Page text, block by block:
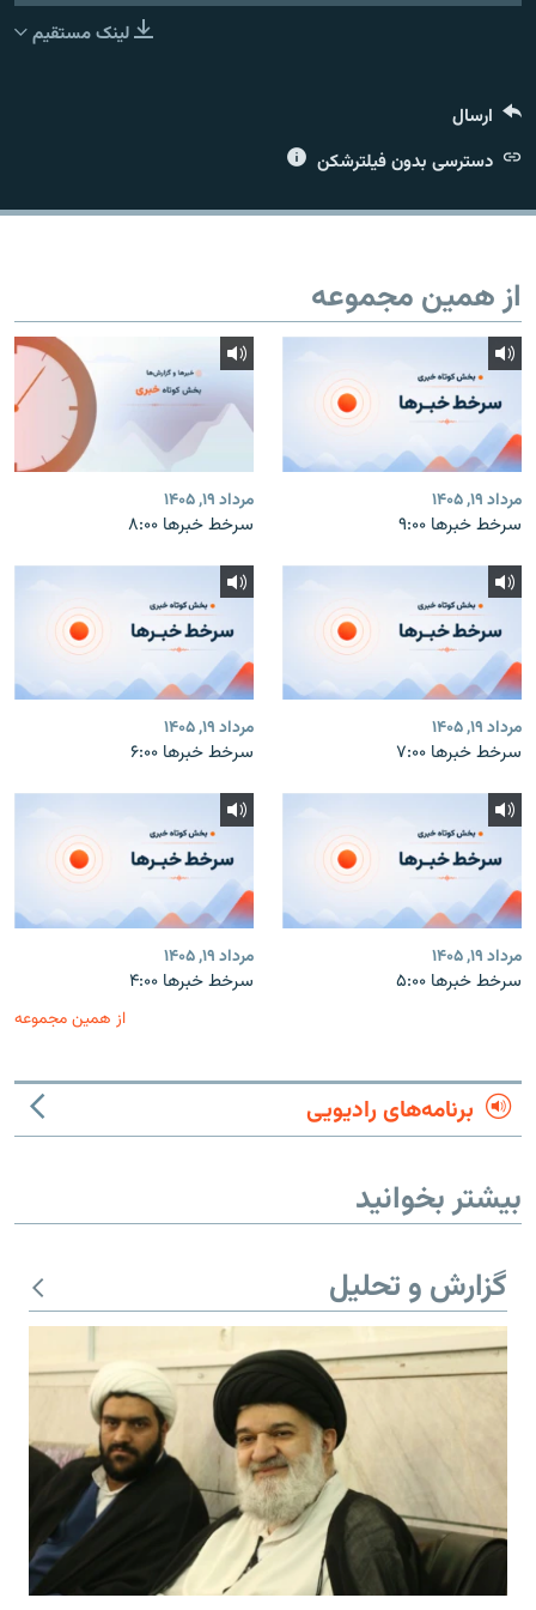
لینک مستقیم
ارسال
دسترسی بدون فیلترشکن
از همین مجموعه
مرداد ۱۹, ۱۴۰۵
سرخط خبرها ۹:۰۰
مرداد ۱۹, ۱۴۰۵
سرخط خبرها ۸:۰۰
مرداد ۱۹, ۱۴۰۵
سرخط خبرها ۷:۰۰
مرداد ۱۹, ۱۴۰۵
سرخط خبرها ۶:۰۰
مرداد ۱۹, ۱۴۰۵
سرخط خبرها ۵:۰۰
مرداد ۱۹, ۱۴۰۵
سرخط خبرها ۴:۰۰
از همین مجموعه
برنامه‌های رادیویی
بیشتر بخوانید
گزارش و تحلیل